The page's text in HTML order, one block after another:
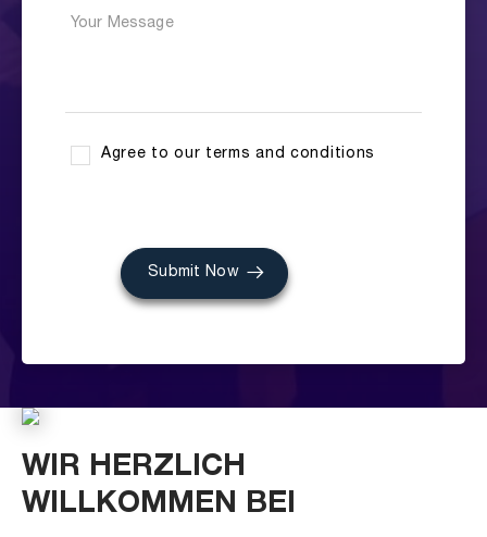
Agree to our terms and conditions
Submit Now
WIR HERZLICH
WILLKOMMEN BEI